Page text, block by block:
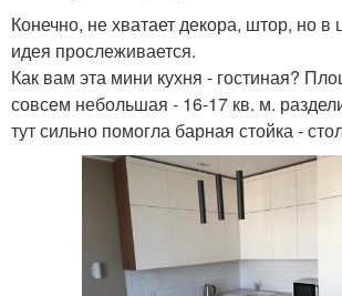
Конечно, не хватает декора, штор, но
идея прослеживается.
Как вам эта мини кухня - гостиная?
совсем небольшая - 16-17 кв. м.
тут сильно помогла барная стойка -